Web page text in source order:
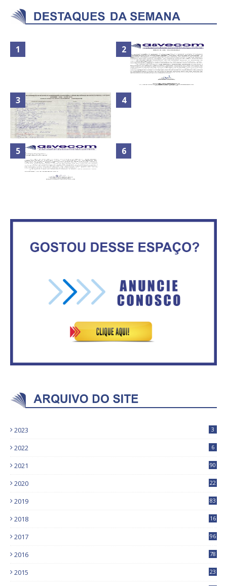
Secretaria da Fazenda abre 120
Maior São João do Cerrado
ASVECOM: Renúncia Ana Neves
consumidores estão
inadimplentes
2023 3
2022 6
2021 90
2020
22
2019
83
2018
16
2017
96
2016
78
2015 23